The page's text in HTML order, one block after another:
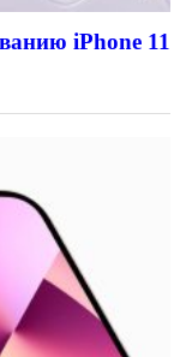
iPhone 11